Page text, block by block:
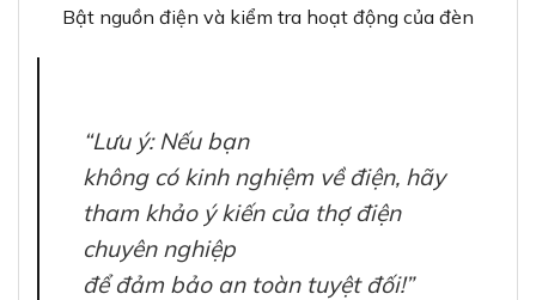
Bật nguồn điện và kiểm tra hoạt động của đèn
“Lưu ý: Nếu bạn
không có kinh nghiệm về điện, hãy
tham khảo ý kiến của thợ điện
chuyên nghiệp
để đảm bảo an toàn tuyệt đối!”